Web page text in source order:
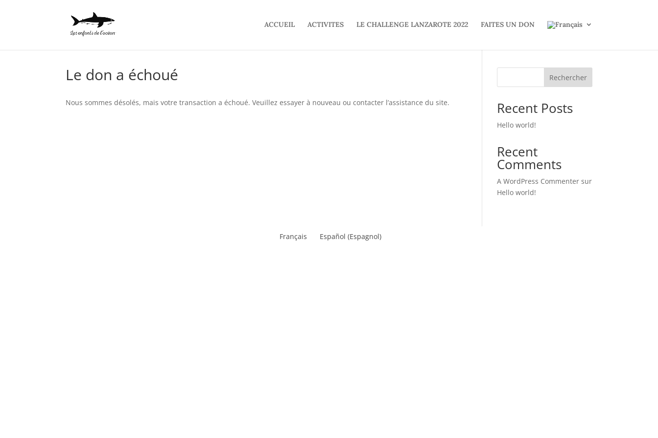
ACCUEIL ACTIVITES LE CHALLENGE LANZAROTE 2022 FAITES UN DON
Le don a échoué
Nous sommes désolés, mais votre transaction a échoué. Veuillez essayer à nouveau ou contacter l’assistance du site.
Rechercher
Recent Posts
Hello world!
Recent
Comments
A WordPress Commenter sur
Hello world!
Français Español (Espagnol)